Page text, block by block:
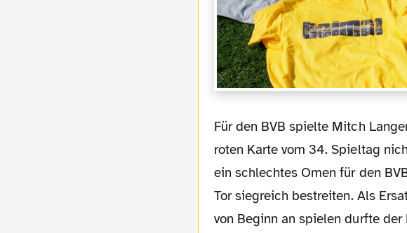
Für den BVB spielte Mitch Langerak im Tor, da Roman Weidenfeller aufgrund seiner
roten Karte vom 34. Spieltag
ein schlechtes Omen für den
Tor siegreich bestreiten. Als
von Beginn an spielen durfte